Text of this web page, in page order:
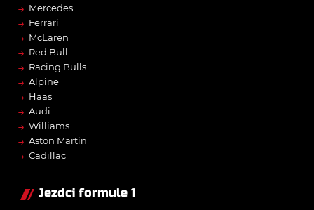
→ Mercedes
→ Ferrari
→ McLaren
→ Red Bull
→ Racing Bulls
→ Alpine
→ Haas
→ Audi
→ Williams
→ Aston Martin
→ Cadillac
Jezdci formule 1